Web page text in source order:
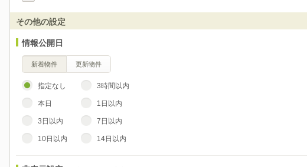
その他の設定
情報公開日
新着物件 更新物件
指定なし 3時間以内
本日 1日以内
3日以内 7日以内
10日以内 14日以内